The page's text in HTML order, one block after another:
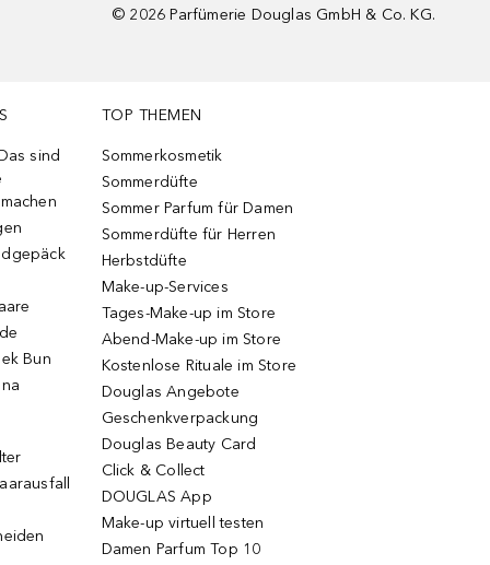
© 2026 Parfümerie Douglas GmbH & Co. KG.
sind
Bun
TOP THEMEN
Sommerkosmetik
Sommerdüfte
Sommer Parfum für Damen
Sommerdüfte für Herren
Herbstdüfte
Make-up-Services
Tages-Make-up im Store
Abend-Make-up im Store
Kostenlose Rituale im Store
Douglas Angebote
Geschenkverpackung
Douglas Beauty Card
Click & Collect
DOUGLAS App
Make-up virtuell testen
Damen Parfum Top 10